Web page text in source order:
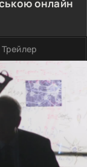
онлайн
Трейлер